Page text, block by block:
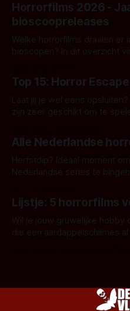
Horrorfilms 2026 -
bioscoopreleases
Welke horrorfilms draaien er
bioscopen? In dit overzicht
Top 15: Horror
Laat jij je wel eens
zijn zeer geschikt om te
Alle Nederlandse
Herfstdip? Ideaal moment
Nederlandse series te bingen! Bij nederhorror denk je
Amsterdamned of The
is niet beperkt tot films. Hier
Lijstje: 5 horrorfilms
Wil je jouw gruwelijke hobby
die een aardappelschilmes